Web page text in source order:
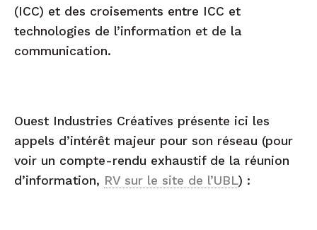
(ICC) et des croisements entre ICC et
technologies de l’information et de la
communication.
Ouest Industries Créatives présente ici les
appels d’intérêt majeur pour son réseau (pour
voir un compte-rendu exhaustif de la réunion
d’information, RV sur le site de l’UBL) :